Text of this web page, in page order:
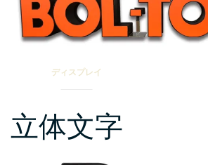
グ”
ディスプレイ
立体文字